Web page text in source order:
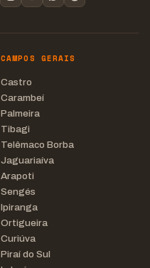
CAMPOS GERAIS
Castro
Carambeí
Palmeira
Tibagi
Telêmaco Borba
Jaguariaíva
Arapoti
Sengés
Ipiranga
Ortigueira
Curiúva
Piraí do Sul